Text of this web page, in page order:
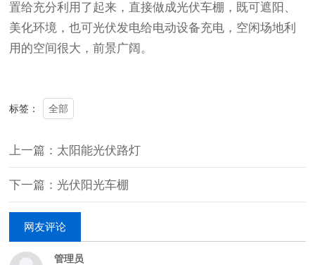
置给充分利用了起来，直接做成光伏车棚，既可遮阳、
美化环境，也可光伏发电给电动设备充电，空闲场地利
用的空间很大，前景广阔。
标签： 全部
上一篇：太阳能光伏路灯
下一篇：光伏阳光车棚
网友评论
管理员